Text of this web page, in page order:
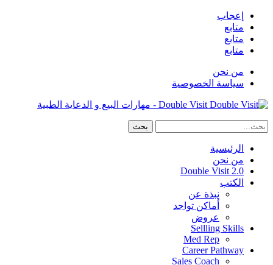
إعجاب
متابع
متابع
متابع
من نحن
سياسة الخصوصية
Double Visit - مهارات البيع و الدعاية الطبية
الرئيسية
من نحن
Double Visit 2.0
الكتب
نبذة عن
أماكن تواجد
عروض
Sellling Skills
Med Rep
Career Pathway
Sales Coach